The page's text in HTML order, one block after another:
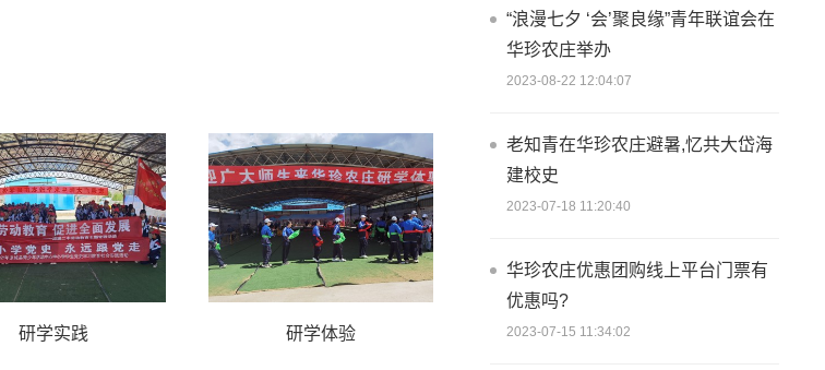
研学实践 研学体验
“浪漫七夕 ‘会’聚良缘”青年联谊会在
华珍农庄举办
2023-08-22 12:04:07
老知青在华珍农庄避暑,忆共大岱海
建校史
2023-07-18 11:20:40
华珍农庄优惠团购线上平台门票有
优惠吗?
2023-07-15 11:34:02